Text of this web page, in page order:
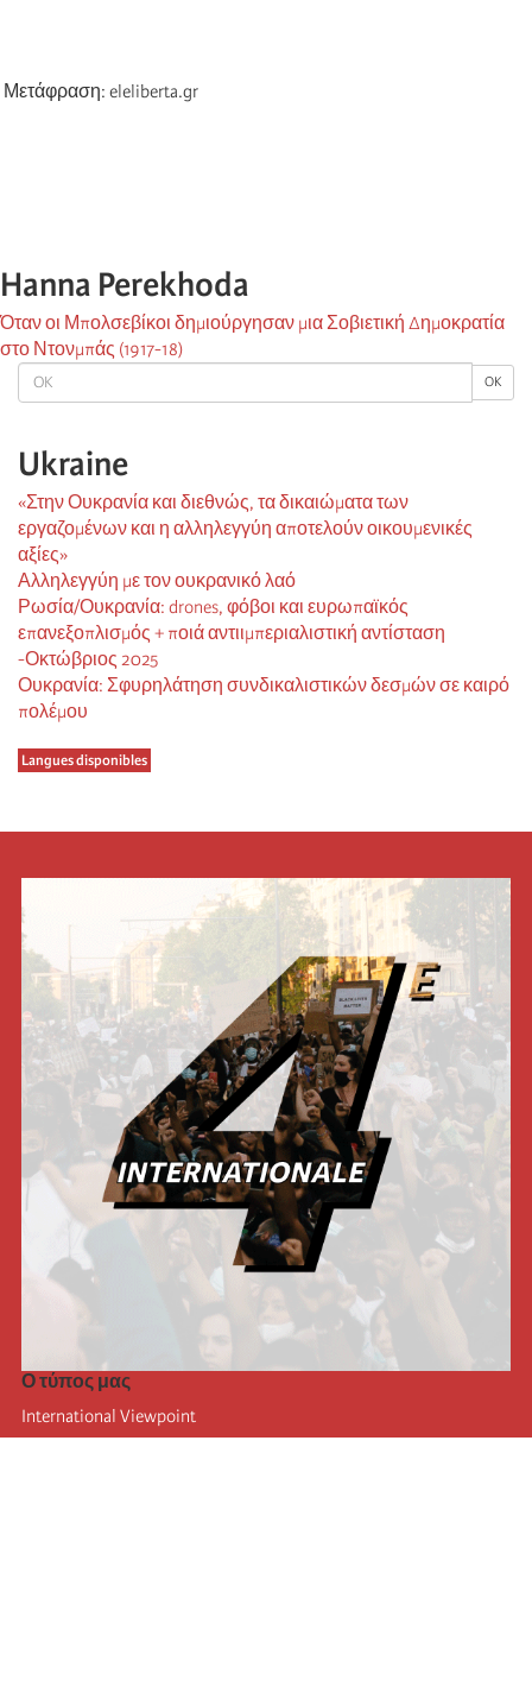
OK OK
Ukraine
«Στην Ουκρανία και διεθνώς, τα δικαιώματα των
εργαζομένων και η αλληλεγγύη αποτελούν οικουμενικές
αξίες»
Αλληλεγγύη με τον ουκρανικό λαό
Ρωσία/Ουκρανία: drones, φόβοι και ευρωπαϊκός
επανεξοπλισμός + ποιά αντιιμπεριαλιστική αντίσταση
-Οκτώβριος 2025
Ουκρανία: Σφυρηλάτηση συνδικαλιστικών δεσμών σε καιρό
πολέμου
Langues disponibles
Μετάφραση: eleliberta.gr
Hanna Perekhoda
Όταν οι Μπολσεβίκοι δημιούργησαν μια Σοβιετική Δημοκρατία
στο Ντονμπάς (1917-18)
Ο τύπος μας
International Viewpoint